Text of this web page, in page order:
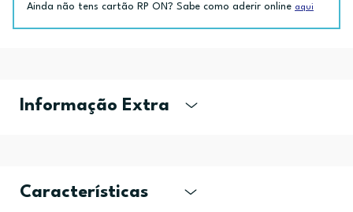
Ainda não tens cartão RP ON? Sabe como aderir online aqui
Informação Extra
Características